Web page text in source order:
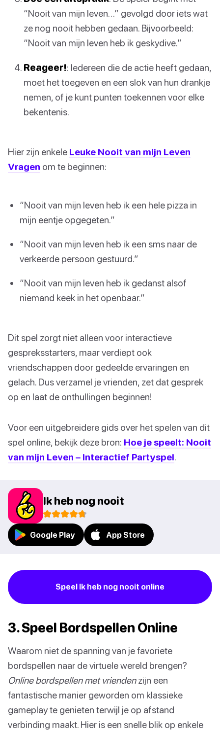
“Nooit van mijn leven…” gevolgd door iets wat
ze nog nooit hebben gedaan. Bijvoorbeeld:
“Nooit van mijn leven heb ik geskydive.”
Reageer!: Iedereen die de actie heeft gedaan,
moet het toegeven en een slok van hun drankje
nemen, of je kunt punten toekennen voor elke
bekentenis.
Hier zijn enkele Leuke Nooit van mijn Leven
Vragen om te beginnen:
“Nooit van mijn leven heb ik een hele pizza in
mijn eentje opgegeten.”
“Nooit van mijn leven heb ik een sms naar de
verkeerde persoon gestuurd.”
“Nooit van mijn leven heb ik gedanst alsof
niemand keek in het openbaar.”
Dit spel zorgt niet alleen voor interactieve
gespreksstarters, maar verdiept ook
vriendschappen door gedeelde ervaringen en
gelach. Dus verzamel je vrienden, zet dat gesprek
op en laat de onthullingen beginnen!
Voor een uitgebreidere gids over het spelen van dit
spel online, bekijk deze bron: Hoe je speelt: Nooit
van mijn Leven – Interactief Partyspel.
Ik heb nog nooit
Google Play App Store
Speel Ik heb nog nooit online
3. Speel Bordspellen Online
Waarom niet de spanning van je favoriete
bordspellen naar de virtuele wereld brengen?
Online bordspellen met vriendenzijn een
fantastische manier geworden om klassieke
gameplay te genieten terwijl je op afstand
verbinding maakt. Hier is een snelle blik op enkele